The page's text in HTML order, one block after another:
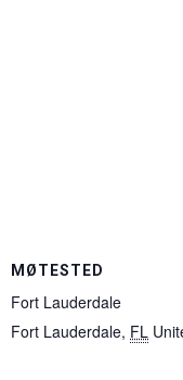
MØTESTED
Fort Lauderdale
Fort Lauderdale, FL